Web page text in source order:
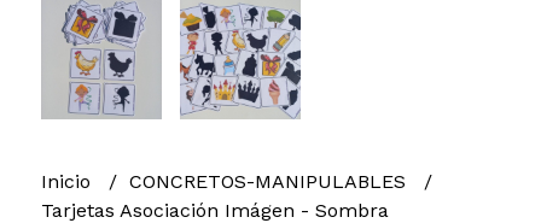
Inicio
CONCRETOS-MANIPULABLES
Tarjetas Asociación Imágen - Sombra